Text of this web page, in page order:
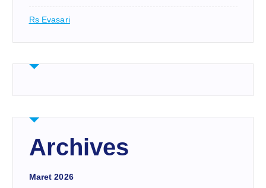
Rs Evasari
Archives
Maret 2026